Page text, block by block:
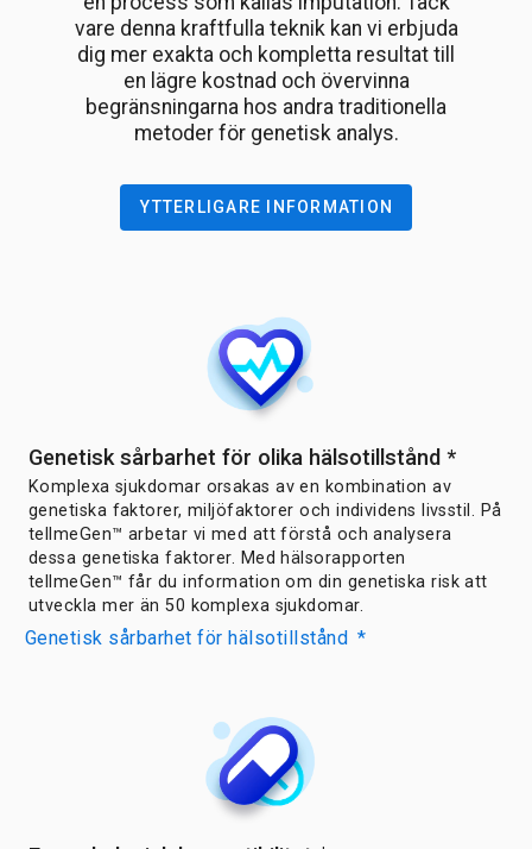
vare denna kraftfulla teknik kan vi erbjuda
dig mer exakta och kompletta resultat till
en lägre kostnad och övervinna
begränsningarna hos andra traditionella
metoder för genetisk analys.
YTTERLIGARE INFORMATION
Genetisk sårbarhet för olika hälsotillstånd *
Komplexa sjukdomar orsakas av en kombination av
genetiska faktorer, miljöfaktorer och individens livsstil. På
tellmeGen™ arbetar vi med att förstå och analysera
dessa genetiska faktorer. Med hälsorapporten
tellmeGen™ får du information om din genetiska risk att
utveckla mer än 50 komplexa sjukdomar.
Genetisk sårbarhet för hälsotillstånd *